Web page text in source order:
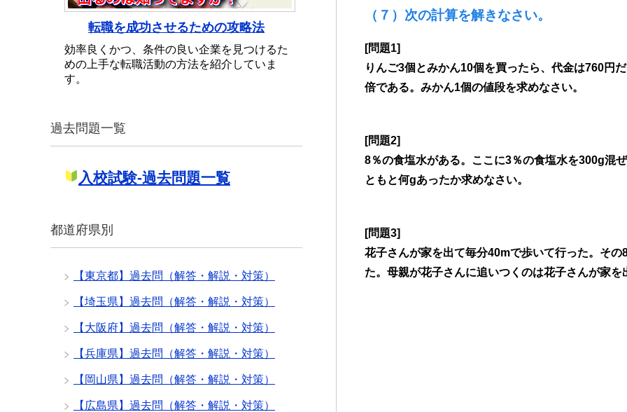
（７）次の計算を解きなさい。
[問題1]
りんご3個とみかん10個を買ったら、代金は760円
倍である。みかん1個の値段を求めなさい。
[問題2]
8％の食塩水がある。ここに3％の食塩水を300g混
ともと何gあったか求めなさい。
[問題3]
花子さんが家を出て毎分40mで歩いて行った。そ
た。母親が花子さんに追いつくのは花子さんが家を
転職を成功させるための攻略法
効率良くかつ、条件の良い企業を見つけるた
めの上手な転職活動の方法を紹介していま
す。
過去問題一覧
入校試験-過去問題一覧
都道府県別
【東京都】過去問（解答・解説・対策）
【埼玉県】過去問（解答・解説・対策）
【大阪府】過去問（解答・解説・対策）
【兵庫県】過去問（解答・解説・対策）
【岡山県】過去問（解答・解説・対策）
【広島県】過去問（解答・解説・対策）